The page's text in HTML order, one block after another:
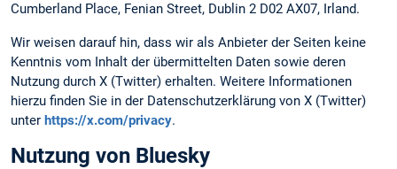
Cumberland Place, Fenian Street, Dublin 2 D02 AX07, Irland.
Wir weisen darauf hin, dass wir als Anbieter der Seiten keine
Kenntnis vom Inhalt der übermittelten Daten sowie deren
Nutzung durch X (Twitter) erhalten. Weitere Informationen
hierzu finden Sie in der Datenschutzerklärung von X (Twitter)
unter https://x.com/privacy.
Nutzung von Bluesky